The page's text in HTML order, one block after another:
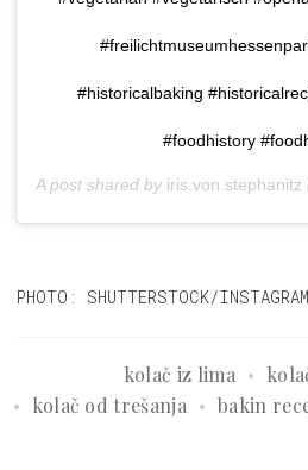
#historicalbaking
#foodhistory
A post shared by iris.von.stephanitz
PHOTO: SHUTTERSTOCK/INSTAGRAM
kolač iz lima
kolač od trešanja
bakin